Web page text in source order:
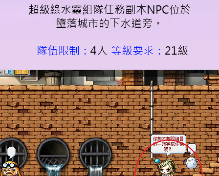
超級綠水靈組隊任務副本NPC位於
墮落城市的下水道旁。
隊伍限制： 4人 等級要求： 21級